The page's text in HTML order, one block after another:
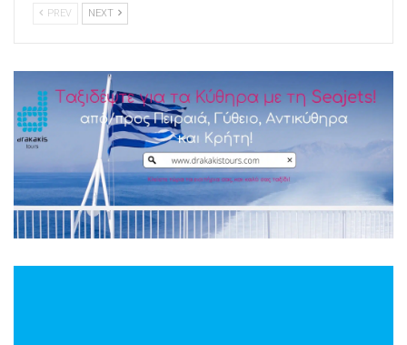
PREV NEXT